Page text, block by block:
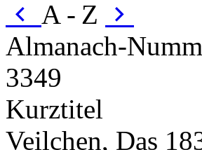
A - Z
Almanach-
3349
Kurztitel
Veilchen, Das